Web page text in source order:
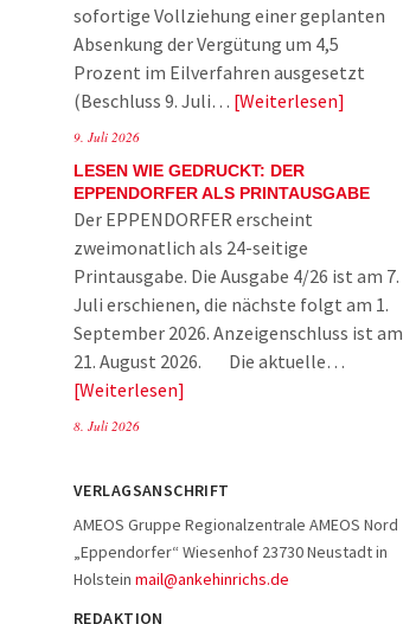
sofortige Vollziehung einer geplanten
Absenkung der Vergütung um 4,5
Prozent im Eilverfahren ausgesetzt
(Beschluss 9. Juli… Weiterlesen
9. Juli 2026
LESEN WIE GEDRUCKT: DER
EPPENDORFER ALS PRINTAUSGABE
Der EPPENDORFER erscheint
zweimonatlich als 24-seitige
Printausgabe. Die Ausgabe 4/26 ist am 7.
Juli erschienen, die nächste folgt am 1.
September 2026. Anzeigenschluss ist am
21. August 2026. Die aktuelle…
Weiterlesen
8. Juli 2026
VERLAGSANSCHRIFT
AMEOS Gruppe Regionalzentrale AMEOS Nord
„Eppendorfer“ Wiesenhof 23730 Neustadt in
Holstein mail@ankehinrichs.de
REDAKTION